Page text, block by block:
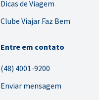
Dicas de Viagem
Clube Viajar Faz Bem
Entre em contato
(48) 4001-9200
Enviar mensagem